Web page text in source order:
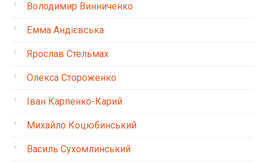
Володимир Винниченко
Емма Андієвська
Ярослав Стельмах
Олекса Стороженко
Іван Карпенко-Карий
Михайло Коцюбинський
Василь Сухомлинський